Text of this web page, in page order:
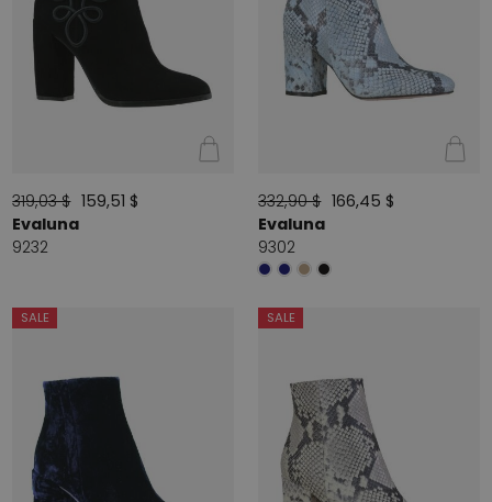
319,03 $ 159,51 $
Evaluna
9232
332,90 $ 166,45 $
Evaluna
9302
SALE SALE